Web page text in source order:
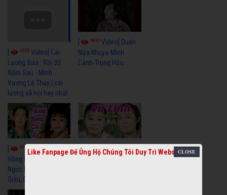
6325 Video] Cải
Lương Xưa : Rồi 30
Năm Sau - Minh
Vương Lệ Thủy | cải
lương xã hội hay nhất
6041Video] Quán
Nửa Khuya-Minh
Cảnh-Trọng Hữu
9059 Video] Bông
Hồng Cài Áo - Vũ Linh,
Ngọc Huyền, Ngọc
Giàu, Diệp Lang
[
Video] Khi
Like Fanpage Để Ủng Hộ Chúng Tôi Duy Trì Website